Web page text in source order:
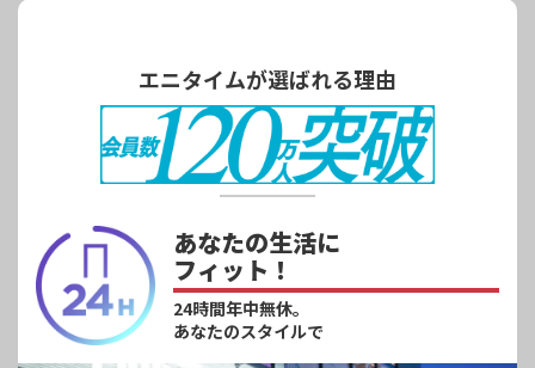
エニタイムが選ばれる理由
あなたの生活に
フィット！
24時間年中無休。
あなたのスタイルで